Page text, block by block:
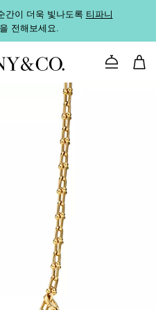
간이 더욱 빛나도록 티파니
전해보세요.
문의하기